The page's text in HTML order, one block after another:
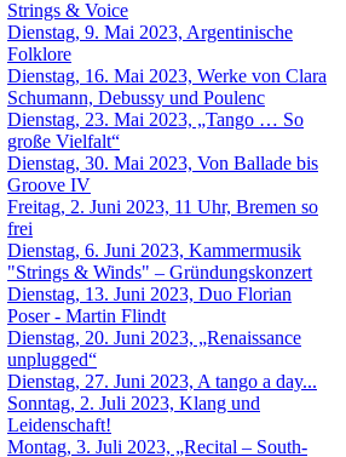
Strings & Voice
Dienstag, 9. Mai 2023, Argentinische
Folklore
Dienstag, 16. Mai 2023, Werke von Clara
Schumann, Debussy und Poulenc
Dienstag, 23. Mai 2023, „Tango … So
große Vielfalt“
Dienstag, 30. Mai 2023, Von Ballade bis
Groove IV
Freitag, 2. Juni 2023, 11 Uhr, Bremen so
frei
Dienstag, 6. Juni 2023, Kammermusik
"Strings & Winds" – Gründungskonzert
Dienstag, 13. Juni 2023, Duo Florian
Poser - Martin Flindt
Dienstag, 20. Juni 2023, „Renaissance
unplugged“
Dienstag, 27. Juni 2023, A tango a day...
Sonntag, 2. Juli 2023, Klang und
Leidenschaft!
Montag, 3. Juli 2023, „Recital – South-